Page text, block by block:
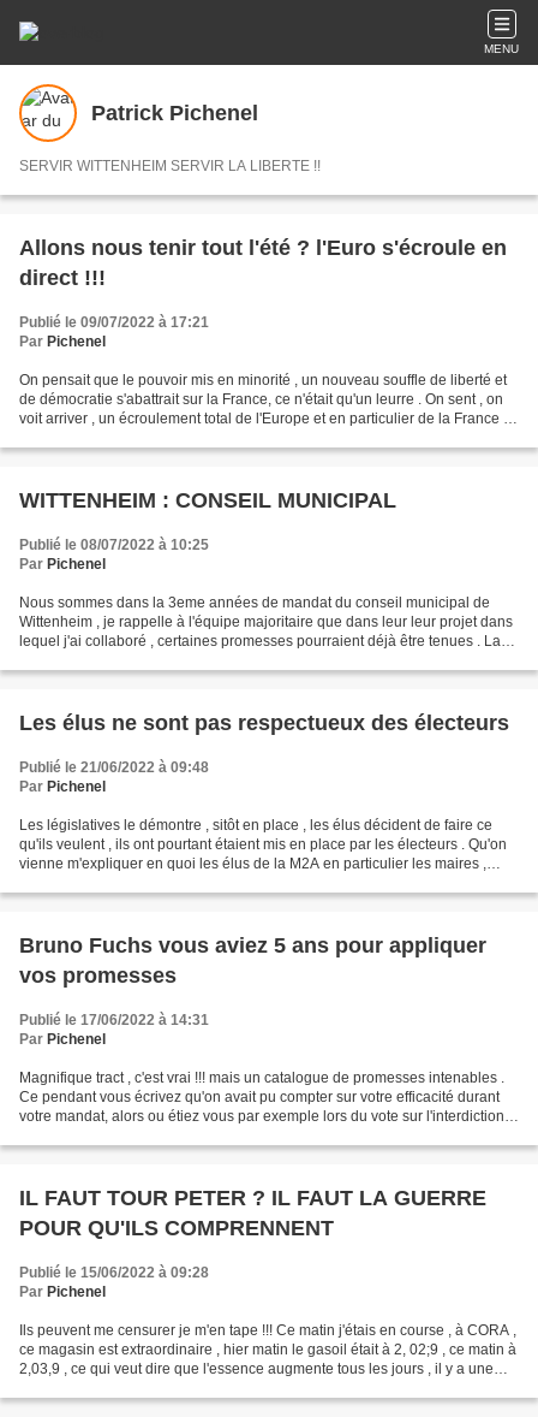
MENU
Patrick Pichenel
SERVIR WITTENHEIM SERVIR LA LIBERTE !!
Allons nous tenir tout l'été ? l'Euro s'écroule en
direct !!!
Publié le 09/07/2022 à 17:21
Par Pichenel
On pensait que le pouvoir mis en minorité , un nouveau souffle de liberté et
de démocratie s'abattrait sur la France, ce n'était qu'un leurre . On sent , on
voit arriver , un écroulement total de l'Europe et en particulier de la France .
WITTENHEIM : CONSEIL MUNICIPAL
Publié le 08/07/2022 à 10:25
Par Pichenel
Nous sommes dans la 3eme années de mandat du conseil municipal de
Wittenheim , je rappelle à l'équipe majoritaire que dans leur leur projet dans
lequel j'ai collaboré , certaines promesses pourraient déjà être tenues . La
Les élus ne sont pas respectueux des électeurs
Publié le 21/06/2022 à 09:48
Par Pichenel
Les législatives le démontre , sitôt en place , les élus décident de faire ce
qu'ils veulent , ils ont pourtant étaient mis en place par les électeurs . Qu'on
vienne m'expliquer en quoi les élus de la M2A en particulier les maires ,
Bruno Fuchs vous aviez 5 ans pour appliquer
vos promesses
Publié le 17/06/2022 à 14:31
Par Pichenel
Magnifique tract , c'est vrai !!! mais un catalogue de promesses intenables .
Ce pendant vous écrivez qu'on avait pu compter sur votre efficacité durant
votre mandat, alors ou étiez vous par exemple lors du vote sur l'interdiction
IL FAUT TOUR PETER ? IL FAUT LA GUERRE
POUR QU'ILS COMPRENNENT
Publié le 15/06/2022 à 09:28
Par Pichenel
Ils peuvent me censurer je m'en tape !!! Ce matin j'étais en course , à CORA ,
ce magasin est extraordinaire , hier matin le gasoil était à 2, 02;9 , ce matin à
2,03,9 , ce qui veut dire que l'essence augmente tous les jours , il y a une